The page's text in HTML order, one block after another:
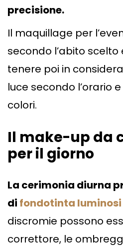
precisione.
Il maquillage per
secondo l’abito scelto
tenere poi in
luce secondo l’orario
colori.
Il make-up da
per il giorno
La cerimonia diurna
di fondotinta luminosi
discromie possono
correttore, le